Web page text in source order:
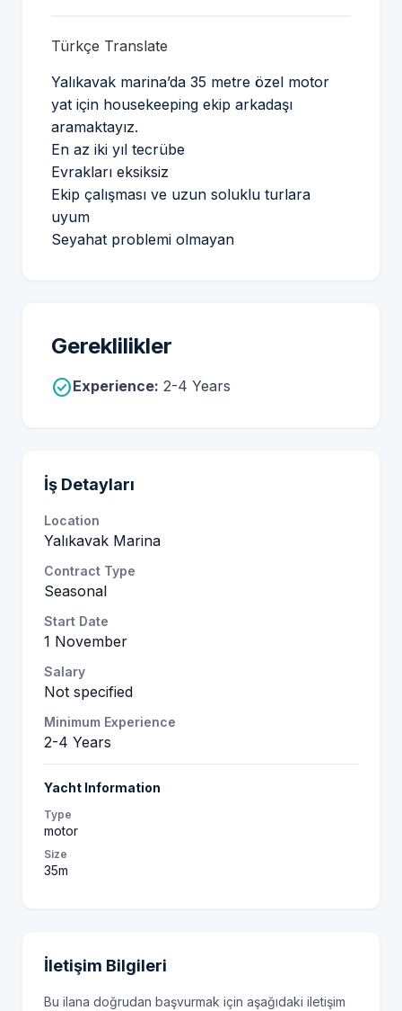
Türkçe Translate
Yalıkavak marina’da 35 metre özel motor
yat için housekeeping ekip arkadaşı
aramaktayız.
En az iki yıl tecrübe
Evrakları eksiksiz
Ekip çalışması ve uzun soluklu turlara
uyum
Seyahat problemi olmayan
Gereklilikler
check_circleExperience: 2-4 Years
İş Detayları
Location
Yalıkavak Marina
Contract Type
Seasonal
Start Date
1 November
Salary
Not specified
Minimum Experience
2-4 Years
Yacht Information
Type
motor
Size
35m
İletişim Bilgileri
Bu ilana doğrudan başvurmak için aşağıdaki iletişim